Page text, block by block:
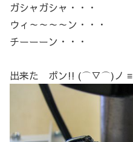
ガシャガシャ・・・
ウィ～～～～ン・・・
チーーーン・・・
出来た ポン!! (⌒▽⌒)ノ ≡